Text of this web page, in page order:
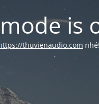
is
thuvienaudio.com